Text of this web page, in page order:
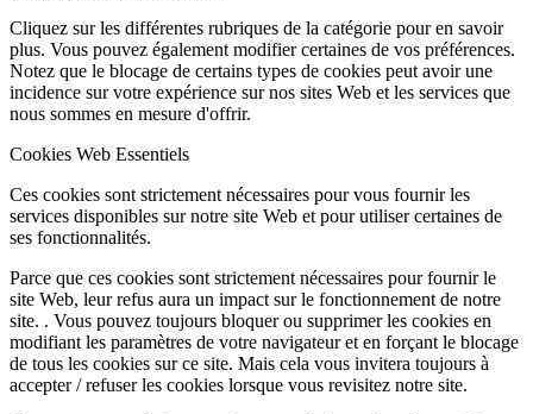
Cliquez sur les différentes rubriques de la catégorie pour en savoir
plus. Vous pouvez également modifier certaines de vos préférences.
Notez que le blocage de certains types de cookies peut avoir une
incidence sur votre expérience sur nos sites Web et les services que
nous sommes en mesure d'offrir.
Cookies Web Essentiels
Ces cookies sont strictement nécessaires pour vous fournir les
services disponibles sur notre site Web et pour utiliser certaines de
ses fonctionnalités.
Parce que ces cookies sont strictement nécessaires pour fournir le
site Web, leur refus aura un impact sur le fonctionnement de notre
site. . Vous pouvez toujours bloquer ou supprimer les cookies en
modifiant les paramètres de votre navigateur et en forçant le blocage
de tous les cookies sur ce site. Mais cela vous invitera toujours à
accepter / refuser les cookies lorsque vous revisitez notre site.